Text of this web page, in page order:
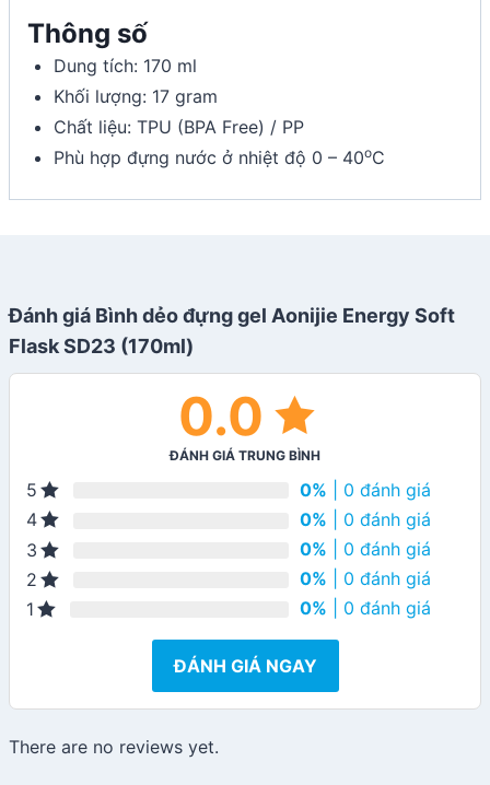
Thông số
Dung tích: 170 ml
Khối lượng: 17 gram
Chất liệu: TPU (BPA Free) / PP
Phù hợp đựng nước ở nhiệt độ 0 – 40oC
Đánh giá Bình dẻo đựng gel Aonijie Energy Soft
Flask SD23 (170ml)
0.0
ĐÁNH GIÁ TRUNG BÌNH
5 0% | 0 đánh giá
4
0% | 0 đánh giá
3
0% | 0 đánh giá
2
0% | 0 đánh giá
1
0% | 0 đánh giá
ĐÁNH GIÁ NGAY
There are no reviews yet.